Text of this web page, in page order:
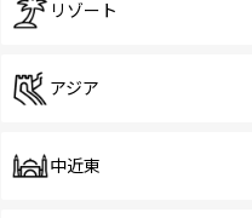
リゾート
アジア
中近東